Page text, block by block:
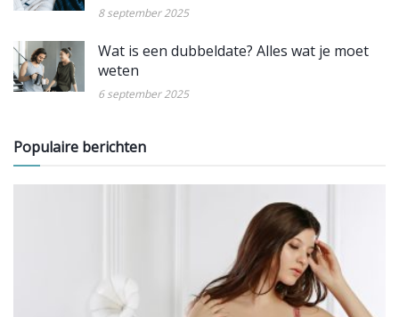
8 september 2025
Wat is een dubbeldate? Alles wat je moet
weten
6 september 2025
Populaire berichten